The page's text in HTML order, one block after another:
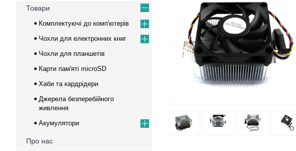
Товари
Комплектуючі до комп'ютерів
Чохли для електронних книг
Чохли для планшетів
Карти пам'яті microSD
Хаби та кардрідери
Джерела безперебійного
живлення
Акумулятори
Про нас